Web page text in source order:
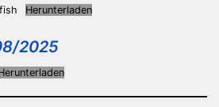
Herunterladen
2025